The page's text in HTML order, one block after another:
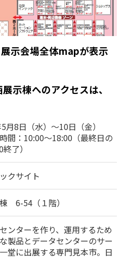
示会場全体mapが表示
示棟へのアクセスは、
月8日（水）～10日（金）
間：10:00～18:00（最終日の
了）
クサイト
6-54（１階）
ンターを作り、運用するため
製品とデータセンターのサー
堂に出展する専門見本市。日